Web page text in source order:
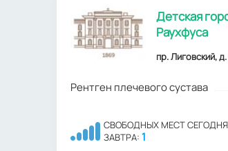
Детская
Раухфуса
пр. Лиговский,
Рентген плечевого сустава
СВОБОДНЫХ МЕСТ
ЗАВТРА: 1